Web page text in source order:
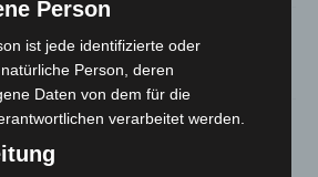
über A7 – Polizei sucht
Person
ist jede identifizierte oder
Person, deren
Daten von dem für die
verarbeitet werden.